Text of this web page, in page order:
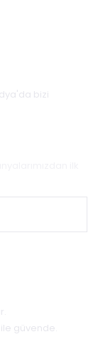
bizi
güvende.